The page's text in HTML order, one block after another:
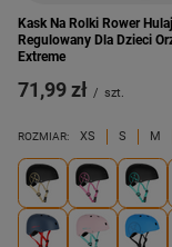
Kask Na Rolki Rower
Regulowany Dla Dzieci
Extreme
71,99 zł / szt.
ROZMIAR: XS S M